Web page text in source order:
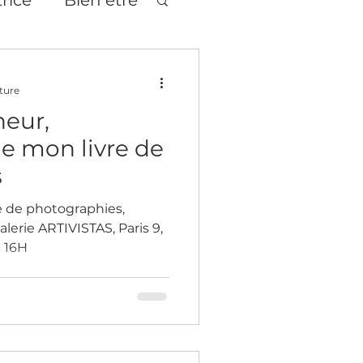
mon livre de
de photographies,
ARTIVISTAS, Paris 9,